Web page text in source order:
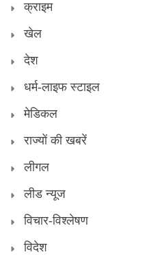
क्राइम
खेल
देश
धर्म-लाइफ स्टाइल
मेडिकल
राज्यों की खबरें
लीगल
लीड न्यूज
विचार-विश्लेषण
विदेश